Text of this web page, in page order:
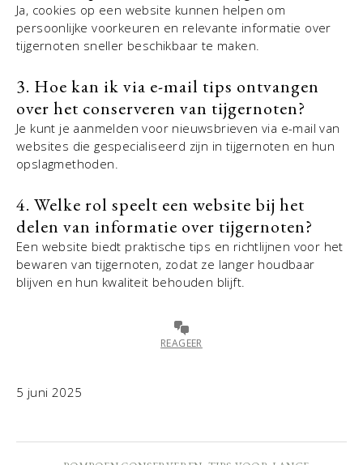
Ja, cookies op een website kunnen helpen om
persoonlijke voorkeuren en relevante informatie over
tijgernoten sneller beschikbaar te maken.
3. Hoe kan ik via e-mail tips ontvangen
over het conserveren van tijgernoten?
Je kunt je aanmelden voor nieuwsbrieven via e-mail van
websites die gespecialiseerd zijn in tijgernoten en hun
opslagmethoden.
4. Welke rol speelt een website bij het
delen van informatie over tijgernoten?
Een website biedt praktische tips en richtlijnen voor het
bewaren van tijgernoten, zodat ze langer houdbaar
blijven en hun kwaliteit behouden blijft.
REAGEER
5 juni 2025